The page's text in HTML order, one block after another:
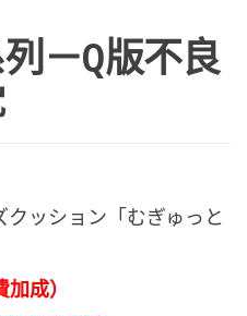
－Q版不良
ッション「むぎゅっと
成）